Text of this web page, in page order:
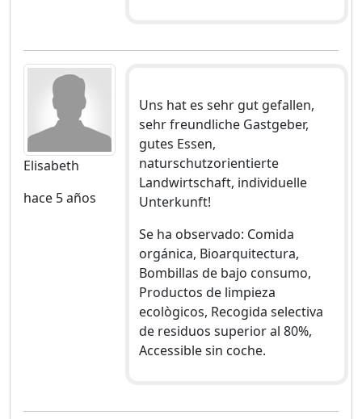
Elisabeth
hace 5 años
Uns hat es sehr gut gefallen,
sehr freundliche Gastgeber,
gutes Essen,
naturschutzorientierte
Landwirtschaft, individuelle
Unterkunft!
Se ha observado: Comida
orgánica, Bioarquitectura,
Bombillas de bajo consumo,
Productos de limpieza
ecològicos, Recogida selectiva
de residuos superior al 80%,
Accessible sin coche.